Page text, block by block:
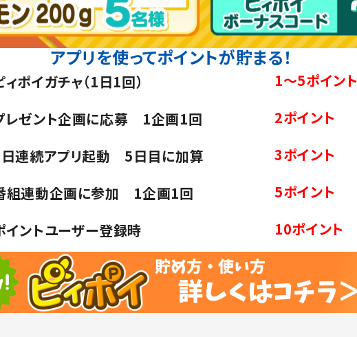
アプリを使ってポイントが貯まる！
ィポイガチャ（1日1回）
1～5ポイント
レゼント企画に応募 1企画1回
2ポイント
連続アプリ起動 5日目に加算
3ポイント
組連動企画に参加 1企画1回
5ポイント
イントユーザー登録時
10ポイント